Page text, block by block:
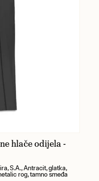
hlače odijela -
S.A., Antracit, glatka,
rog, tamno smeđa